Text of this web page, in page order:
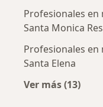
Profesionales
Santa Monica
Profesionales
Santa Elena
Ver más (13)